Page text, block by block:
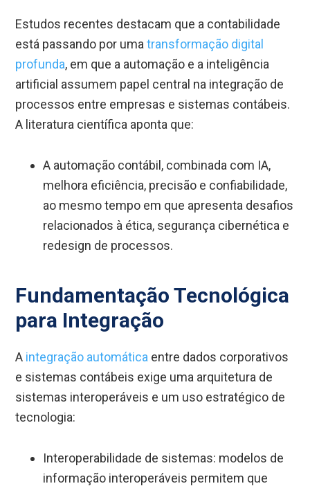
Estudos recentes destacam que a contabilidade
está passando por umatransformação digital
profunda, em que a automação e a inteligência
artificial assumem papel central na integração de
processos entre empresas e sistemas contábeis.
A literatura científica aponta que:
A automação contábil, combinada com IA,
melhora eficiência, precisão e confiabilidade,
ao mesmo tempo em que apresenta desafios
relacionados à ética, segurança cibernética e
redesign de processos.
Fundamentação Tecnológica
para Integração
A integração automática entre dados corporativos
e sistemas contábeis exige uma arquitetura de
sistemas interoperáveis e um uso estratégico de
tecnologia:
Interoperabilidade de sistemas: modelos de
informação interoperáveis permitem que